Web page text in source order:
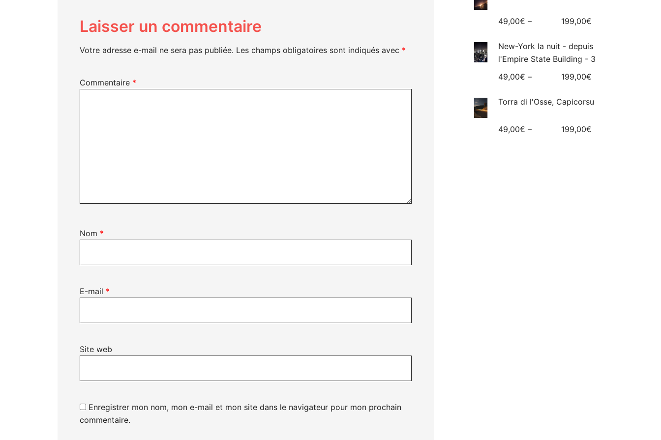
Laisser un commentaire
Votre adresse e-mail ne sera pas publiée. Les champs obligatoires sont indiqués avec *
Commentaire *
Nom *
E-mail *
Site web
Enregistrer mon nom, mon e-mail et mon site dans le navigateur pour mon prochain
commentaire.
49,00€ – 199,00€
New-York la nuit - depuis
l'Empire State Building - 3
49,00€ – 199,00€
Torra di l'Osse, Capicorsu
49,00€ – 199,00€